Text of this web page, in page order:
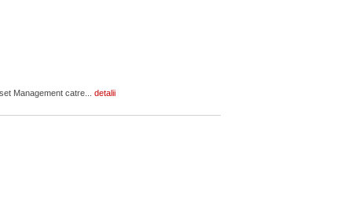
Management catre... detalii